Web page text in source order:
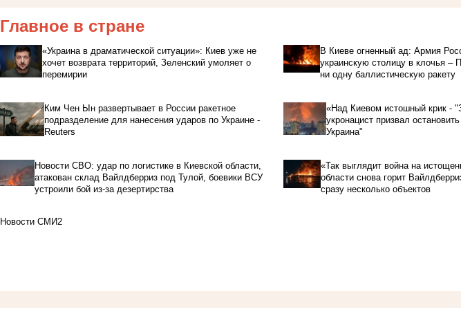
Главное в стране
«Украина в драматической ситуации»: Киев уже не
хочет возврата территорий, Зеленский умоляет о
перемирии
В Киеве огненный ад: Армия
украинскую столицу в клочья –
ни одну баллистическую ракету
Ким Чен Ын развертывает в России ракетное
подразделение для нанесения ударов по Украине -
Reuters
«Над Киевом истошный крик -
укронацист призвал
Украина"
Новости СВО: удар по логистике в Киевской области,
атакован склад Вайлдберриз под Тулой, боевики ВСУ
устроили бой из-за дезертирства
«Так выглядит война на
области снова горит
сразу несколько объектов
Новости СМИ2